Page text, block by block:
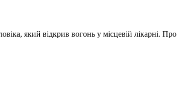
який відкрив вогонь у місцевій лікарні.